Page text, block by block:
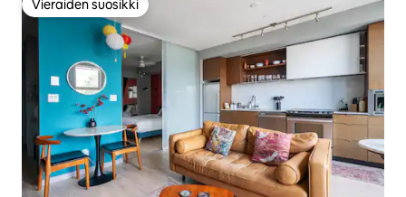
Vieraiden suosikki
Vieraiden suosikki